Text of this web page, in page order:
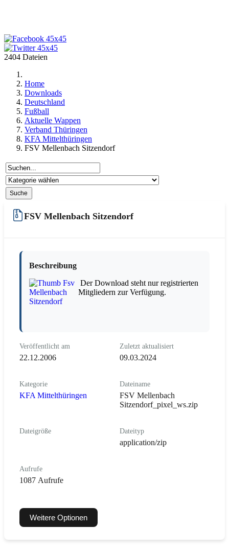
2404 Dateien
Home
Downloads
Deutschland
Fußball
Aktuelle Wappen
Verband Thüringen
KFA Mittelthüringen
FSV Mellenbach Sitzendorf
FSV Mellenbach Sitzendorf
Beschreibung
Der Download steht nur registrierten
Mitgliedern zur Verfügung.
Veröffentlicht am
22.12.2006
Zuletzt aktualisiert
09.03.2024
Kategorie
KFA Mittelthüringen
Dateiname
FSV Mellenbach
Sitzendorf_pixel_ws.zip
Dateigröße Dateityp
application/zip
Aufrufe
1087 Aufrufe
Weitere Optionen